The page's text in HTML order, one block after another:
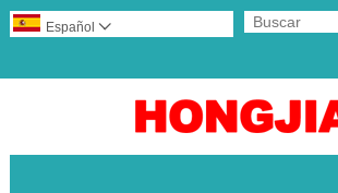
Español 